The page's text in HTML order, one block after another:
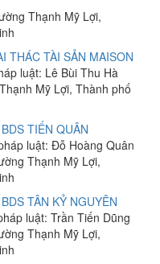
Thạnh Mỹ Lợi,
THÁC TÀI SẢN MAISON
luật: Lê Bùi Thu Hà
Mỹ Lợi, Thành phố
TIẾN QUÂN
luật: Đỗ Hoàng Quân
Thạnh Mỹ Lợi,
TÂN KỶ NGUYÊN
luật: Trần Tiến Dũng
Thạnh Mỹ Lợi,